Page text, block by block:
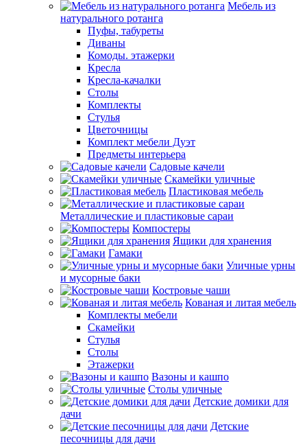
Мебель из
натурального ротанга
Пуфы, табуреты
Диваны
Комоды. этажерки
Кресла
Кресла-качалки
Столы
Комплекты
Стулья
Цветочницы
Комплект мебели Дуэт
Предметы интерьера
Садовые качели
Скамейки уличные
Пластиковая мебель
Металлические и пластиковые сараи
Компостеры
Ящики для хранения
Гамаки
Уличные урны
и мусорные баки
Костровые чаши
Кованая и литая мебель
Комплекты мебели
Скамейки
Стулья
Столы
Этажерки
Вазоны и кашпо
Столы уличные
Детские домики для
дачи
Детские
песочницы для дачи